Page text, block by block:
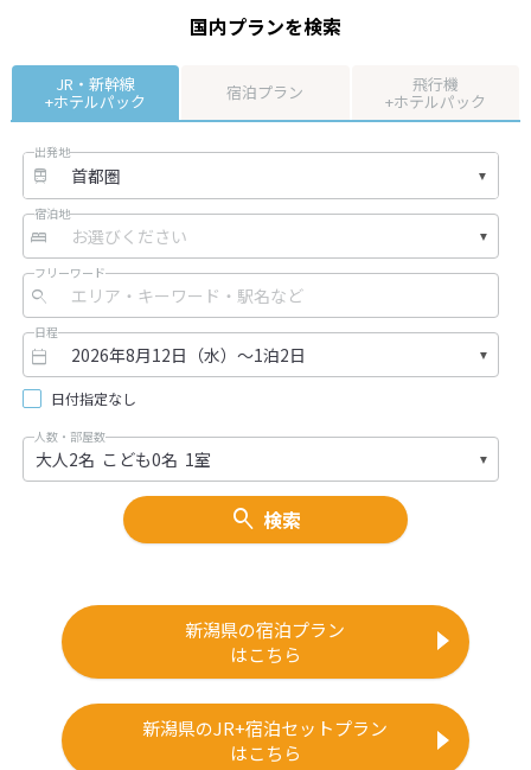
国内プランを検索
JR・新幹線
+ホテルパック 宿泊プラン 飛行機
+ホテルパック
出発地
宿泊地
フリーワード
日程
日付指定なし
人数・部屋数
検索
新潟県の宿泊プラン
はこちら
新潟県のJR+宿泊セットプラン
はこちら